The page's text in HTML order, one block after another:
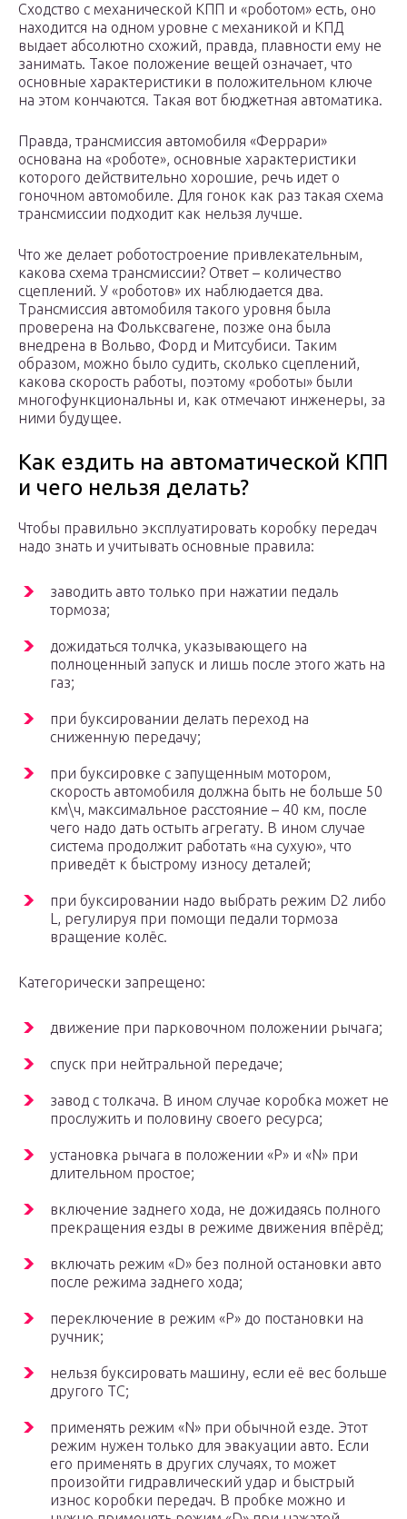
Сходство с механической КПП и «роботом» есть, оно
находится на одном уровне с механикой и КПД
выдает абсолютно схожий, правда, плавности ему не
занимать. Такое положение вещей означает, что
основные характеристики в положительном ключе
на этом кончаются. Такая вот бюджетная автоматика.
Правда, трансмиссия автомобиля «Феррари»
основана на «роботе», основные характеристики
которого действительно хорошие, речь идет о
гоночном автомобиле. Для гонок как раз такая схема
трансмиссии подходит как нельзя лучше.
Что же делает роботостроение привлекательным,
какова схема трансмиссии? Ответ – количество
сцеплений. У «роботов» их наблюдается два.
Трансмиссия автомобиля такого уровня была
проверена на Фольксвагене, позже она была
внедрена в Вольво, Форд и Митсубиси. Таким
образом, можно было судить, сколько сцеплений,
какова скорость работы, поэтому «роботы» были
многофункциональны и, как отмечают инженеры, за
ними будущее.
Как ездить на автоматической КПП
и чего нельзя делать?
Чтобы правильно эксплуатировать коробку передач
надо знать и учитывать основные правила:
заводить авто только при нажатии педаль
тормоза;
дожидаться толчка, указывающего на
полноценный запуск и лишь после этого жать на
газ;
при буксировании делать переход на
сниженную передачу;
при буксировке с запущенным мотором,
скорость автомобиля должна быть не больше 50
км\ч, максимальное расстояние – 40 км, после
чего надо дать остыть агрегату. В ином случае
система продолжит работать «на сухую», что
приведёт к быстрому износу деталей;
при буксировании надо выбрать режим D2 либо
L, регулируя при помощи педали тормоза
вращение колёс.
Категорически запрещено:
движение при парковочном положении рычага;
спуск при нейтральной передаче;
завод с толкача. В ином случае коробка может не
прослужить и половину своего ресурса;
установка рычага в положении «Р» и «N» при
длительном простое;
включение заднего хода, не дожидаясь полного
прекращения езды в режиме движения впёрёд;
включать режим «D» без полной остановки авто
после режима заднего хода;
переключение в режим «Р» до постановки на
ручник;
нельзя буксировать машину, если её вес больше
другого ТС;
применять режим «N» при обычной езде. Этот
режим нужен только для эвакуации авто. Если
его применять в других случаях, то может
произойти гидравлический удар и быстрый
износ коробки передач. В пробке можно и